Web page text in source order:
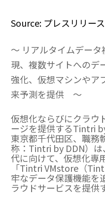
Source: プレスリリー
～ リアルタイムデータ
現、複数サイトへのデ
強化、仮想マシンやア
来予測を提供 ～
仮想化ならびにクラウ
ージを提供するTintri
東京都千代田区、職務
称：Tintri by DDN）は
代に向けて、仮想化専
「Tintri VMstore（
牢なデータ保護機能を
ラウドサービスを提供